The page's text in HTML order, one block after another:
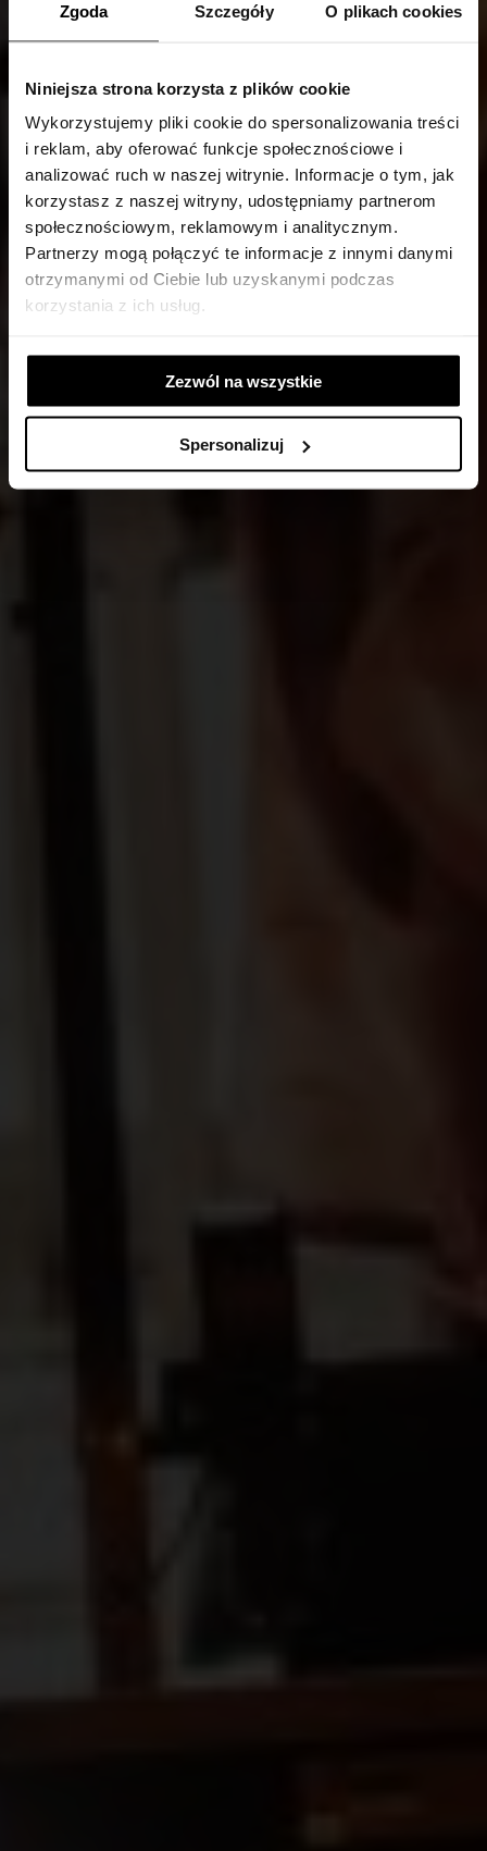
Zgoda Szczegóły O plikach cookies
Niniejsza strona korzysta z plików cookie
Wykorzystujemy pliki cookie do spersonalizowania treści
i reklam, aby oferować funkcje społecznościowe i
analizować ruch w naszej witrynie. Informacje o tym, jak
korzystasz z naszej witryny, udostępniamy partnerom
społecznościowym, reklamowym i analitycznym.
Partnerzy mogą połączyć te informacje z innymi danymi
otrzymanymi od Ciebie lub uzyskanymi podczas
korzystania z ich usług.
Zezwól na wszystkie
Spersonalizuj